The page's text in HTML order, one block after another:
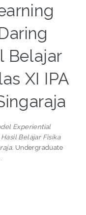
Belajar
XI IPA
Experiential
Belajar Fisika
Undergraduate